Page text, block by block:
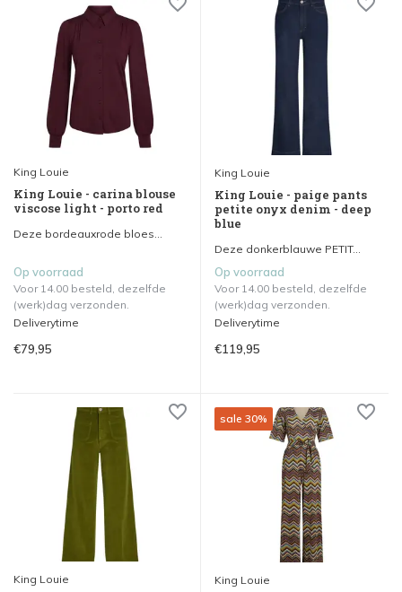
King Louie
King Louie - carina blouse
viscose light - porto red
Deze bordeauxrode bloes...
Op voorraad
Voor 14.00 besteld, dezelfde
(werk)dag verzonden.
Deliverytime
€79,95
King Louie
King Louie - paige pants
petite onyx denim - deep
blue
Deze donkerblauwe PETIT...
Op voorraad
Voor 14.00 besteld, dezelfde
(werk)dag verzonden.
Deliverytime
€119,95
King Louie
sale 30%
King Louie